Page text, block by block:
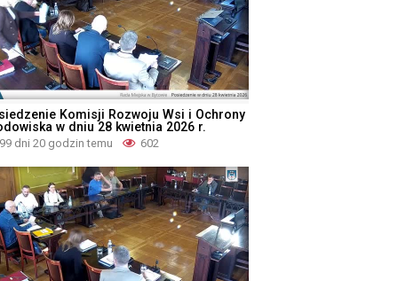
Komisji Rozwoju Wsi i Ochrony
w dniu 28 kwietnia 2026 r.
99 dni 20 godzin temu 602